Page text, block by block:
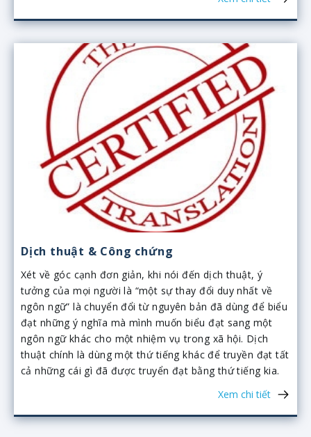
Dịch thuật & Công chứng
Xét về góc cạnh đơn giản, khi nói đến dịch thuật, ý
tưởng của mọi người là “một sự thay đổi duy nhất về
ngôn ngữ” là chuyển đổi từ nguyên bản đã dùng để biểu
đạt những ý nghĩa mà mình muốn biểu đạt sang một
ngôn ngữ khác cho một nhiệm vụ trong xã hội. Dịch
thuật chính là dùng một thứ tiếng khác để truyền đạt tất
cả những cái gì đã được truyển đạt bằng thứ tiếng kia.
Xem chi tiết